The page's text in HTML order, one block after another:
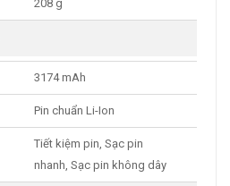
208 g
3174 mAh
Pin chuẩn Li-Ion
Tiết kiệm pin, Sạc pin
nhanh, Sạc pin không dây